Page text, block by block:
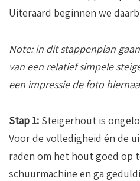
Uiteraard beginnen we
Note: in dit stappenplan
van een relatief simpele
een impressie de foto
Stap 1: Steigerhout is
Voor de volledigheid én de
raden om het hout goed op
schuurmachine en ga